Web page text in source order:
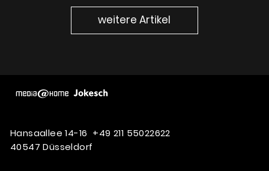
weitere Artikel
Hansaallee 14-16
40547 Düsseldorf
+49 211 55022622